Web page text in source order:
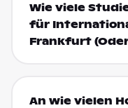
Wie viele
für
Frankfurt
An wie vielen